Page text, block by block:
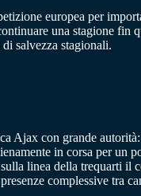
europea per
una stagione
salvezza stagionali.
Ajax con grande
in corsa per un
linea della trequarti il
complessive tra